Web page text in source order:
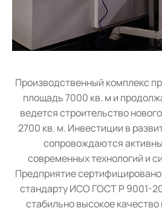
Производственный комплекс
площадь 7000 кв. м и
ведется строительство
2700 кв. м. Инвестиции в
сопровождаются
современных технологий и
Предприятие
стандарту ИСО ГОСТ Р 9001-
стабильно высокое